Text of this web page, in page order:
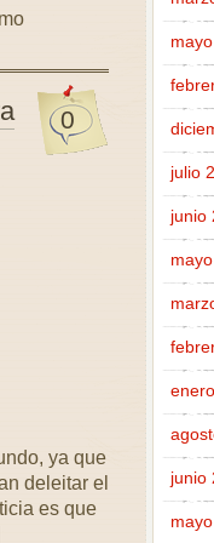
0
ya que
deleitar el
es que
julio
junio
junio